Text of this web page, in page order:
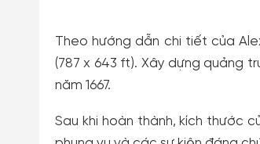
Theo hướng dẫn chi tiết của
(787 x 643 ft). Xây dựng quảng
năm 1667.
Sau khi hoàn thành, kích thước